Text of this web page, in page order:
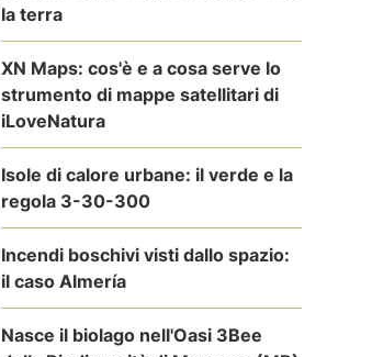
la terra
XN Maps: cos'è e a cosa serve lo
strumento di mappe satellitari di
iLoveNatura
Isole di calore urbane: il verde e la
regola 3-30-300
Incendi boschivi visti dallo spazio:
il caso Almería
Nasce il biolago nell'Oasi 3Bee